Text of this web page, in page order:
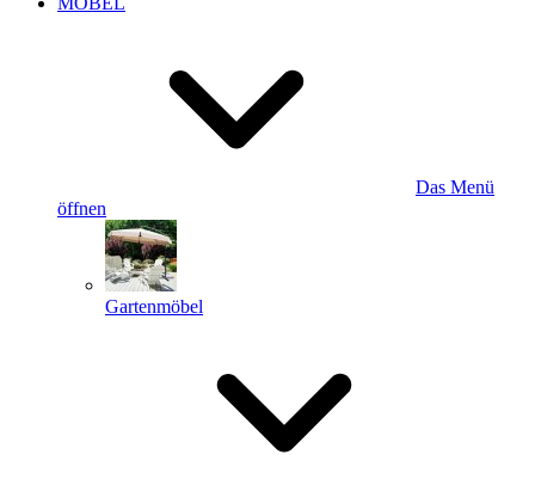
Das Menü
öffnen
Gartenmöbel